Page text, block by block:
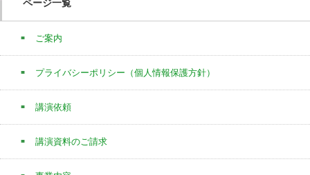
ページ一覧
ご案内
プライバシーポリシー（個人情報保護方針）
講演依頼
講演資料のご請求